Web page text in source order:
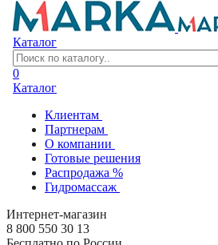
Каталог
0
Каталог
Клиентам
Партнерам
О компании
Готовые решения
Распродажа %
Гидромассаж
Интернет-магазин
8 800 550 30 13